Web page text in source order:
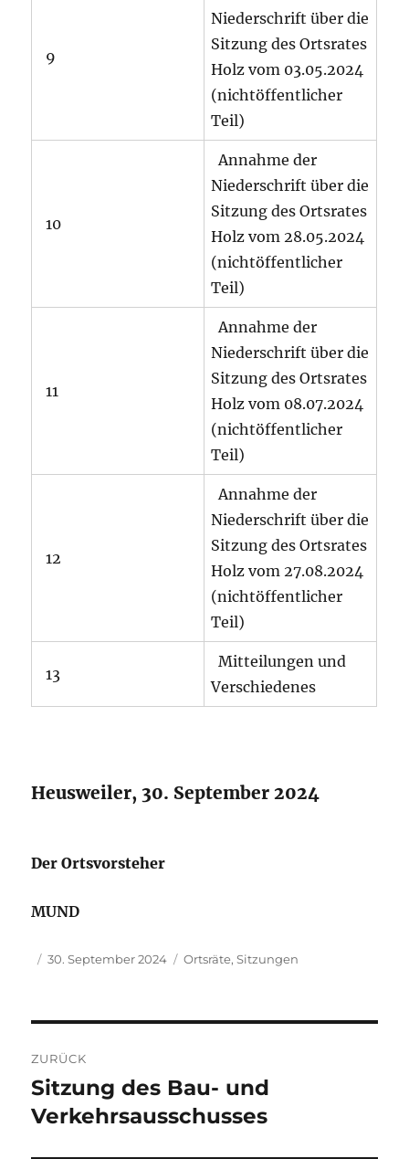
9
Niederschrift über die
Sitzung des Ortsrates
Holz vom 03.05.2024
(nichtöffentlicher
Teil)
10
Annahme der
Niederschrift über die
Sitzung des Ortsrates
Holz vom 28.05.2024
(nichtöffentlicher
Teil)
11
Annahme der
Niederschrift über die
Sitzung des Ortsrates
Holz vom 08.07.2024
(nichtöffentlicher
Teil)
12
Annahme der
Niederschrift über die
Sitzung des Ortsrates
Holz vom 27.08.2024
(nichtöffentlicher
Teil)
13
Mitteilungen und
Verschiedenes
Heusweiler, 30. September 2024
Der Ortsvorsteher
MUND
Autor
Veröffentlicht
30. September 2024 Kategorien
Ortsräte,Sitzungen
ZURÜCK
Vorheriger
Beitrag:
Sitzung des Bau- und
Verkehrsausschusses